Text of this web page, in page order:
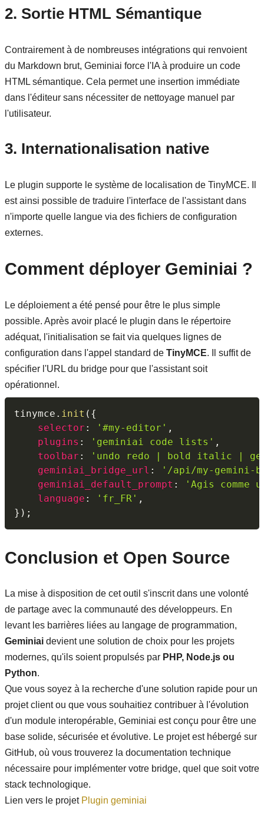
2. Sortie HTML Sémantique
Contrairement à de nombreuses intégrations qui renvoient
du Markdown brut, Geminiai force l'IA à produire un code
HTML sémantique. Cela permet une insertion immédiate
dans l'éditeur sans nécessiter de nettoyage manuel par
l'utilisateur.
3. Internationalisation native
Le plugin supporte le système de localisation de TinyMCE. Il
est ainsi possible de traduire l'interface de l'assistant dans
n'importe quelle langue via des fichiers de configuration
externes.
Comment déployer Geminiai ?
Le déploiement a été pensé pour être le plus simple
possible. Après avoir placé le plugin dans le répertoire
adéquat, l'initialisation se fait via quelques lignes de
configuration dans l'appel standard de TinyMCE. Il suffit de
spécifier l'URL du bridge pour que l'assistant soit
opérationnel.
tinymce . init ( {
selector : '#my-editor' ,
plugins : 'geminiai code lists' ,
toolbar :
'undo redo | bold italic |
geminiai_bridge_url :
'/api/my-gemini-
geminiai_default_prompt :
'Agis comme
language : 'fr_FR' ,
} ) ;
Conclusion et Open Source
La mise à disposition de cet outil s'inscrit dans une volonté
de partage avec la communauté des développeurs. En
levant les barrières liées au langage de programmation,
Geminiai devient une solution de choix pour les projets
modernes, qu'ils soient propulsés par PHP, Node.js ou
Python.
Que vous soyez à la recherche d'une solution rapide pour un
projet client ou que vous souhaitiez contribuer à l'évolution
d'un module interopérable, Geminiai est conçu pour être une
base solide, sécurisée et évolutive. Le projet est hébergé sur
GitHub, où vous trouverez la documentation technique
nécessaire pour implémenter votre bridge, quel que soit votre
stack technologique.
Lien vers le projet Plugin geminiai